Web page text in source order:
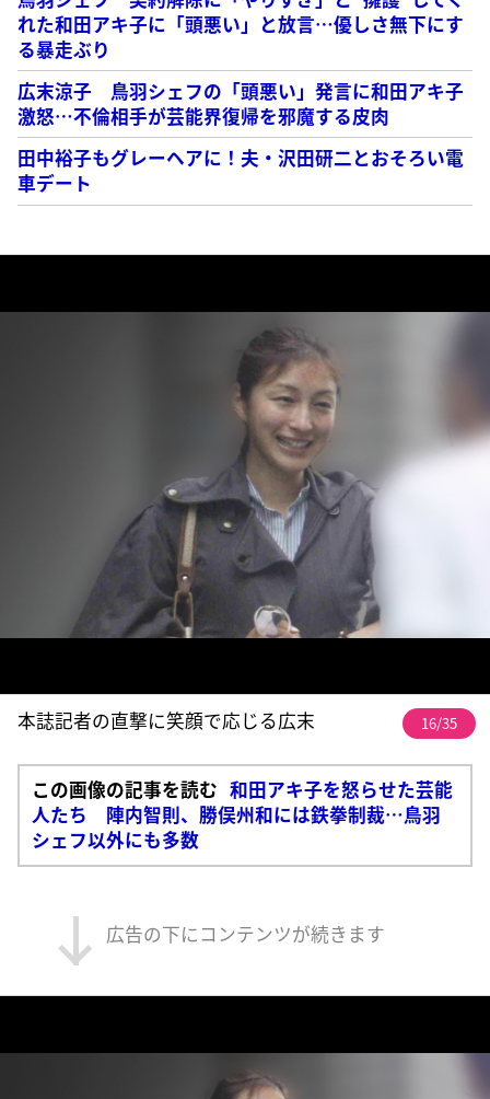
れた和田アキ子に「頭悪い」と放言…優しさ無下にす
る暴走ぶり
広末涼子 鳥羽シェフの「頭悪い」発言に和田アキ子
激怒…不倫相手が芸能界復帰を邪魔する皮肉
田中裕子もグレーヘアに！夫・沢田研二とおそろい電
車デート
本誌記者の直撃に笑顔で応じる広末 16/35
この画像の記事を読む 和田アキ子を怒らせた芸能
人たち 陣内智則、勝俣州和には鉄拳制裁…鳥羽
シェフ以外にも多数
広告の下にコンテンツが続きます